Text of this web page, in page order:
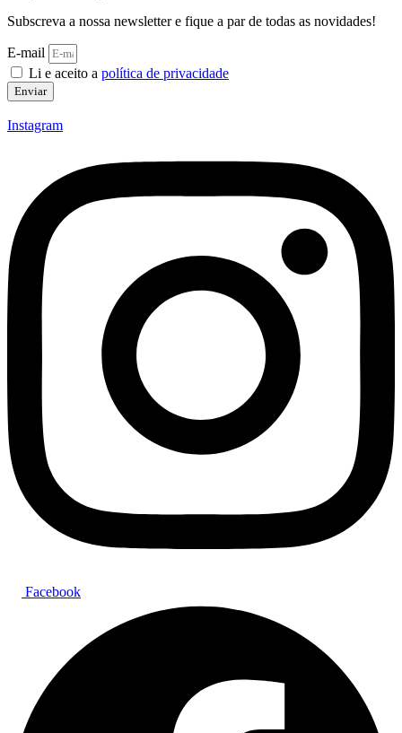
Subscreva a nossa newsletter e fique a par de todas as novidades!
E-mail
Li e aceito a política de privacidade
Enviar
Instagram
Facebook